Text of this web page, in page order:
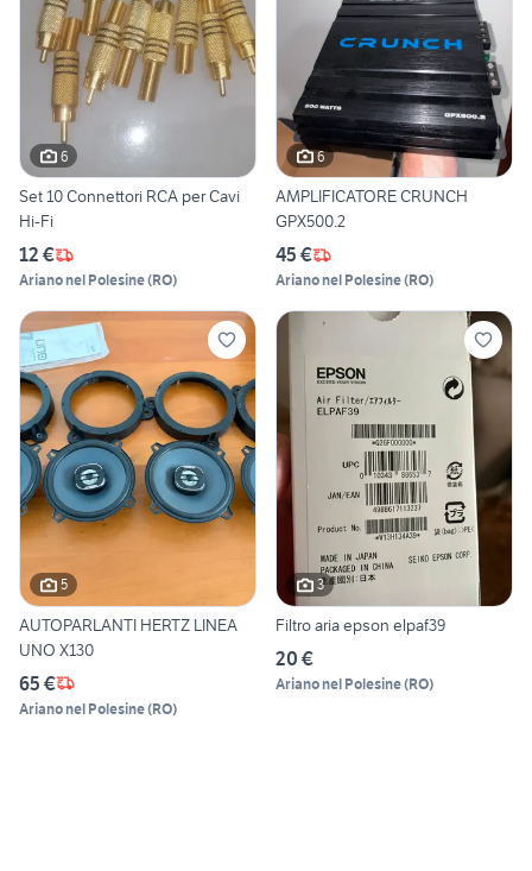
6
Set 10 Connettori RCA per Cavi
Hi-Fi
12 €
Ariano nel Polesine(RO)
6
AMPLIFICATORE CRUNCH
GPX500.2
45 €
Ariano nel Polesine(RO)
5
AUTOPARLANTI HERTZ LINEA
UNO X130
65 €
Ariano nel Polesine(RO)
3
Filtro aria epson elpaf39
20 €
Ariano nel Polesine(RO)